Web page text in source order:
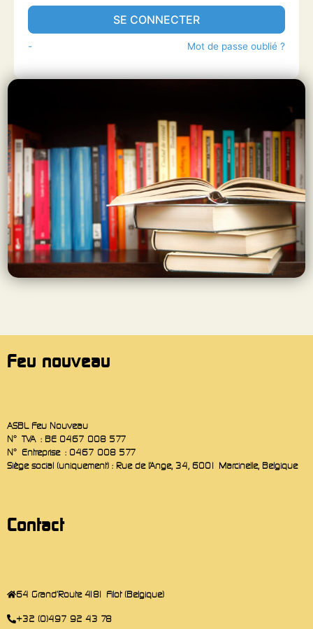
SE CONNECTER
- Mot de passe oublié ?
Feu nouveau
ASBL Feu Nouveau
N° TVA : BE 0467 008 577
N° Entreprise : 0467 008 577
Siège social (uniquement) : Rue de l’Ange, 34, 6001 Marcinelle, Belgique
Contact
64 Grand'Route 4181 Filot (Belgique)
+32 (0)497 92 43 78